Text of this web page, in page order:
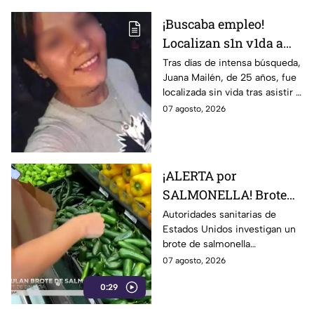
¡Buscaba empleo!
Localizan s1n v1da a
joven de 25 años que
acudió a entrevista de
trabajo falsa
Tras días de intensa búsqueda,
Juana Mailén, de 25 años, fue
localizada sin vida tras asistir a
una supuesta oferta laboral en
07 agosto, 2026
0:29
¡ALERTA por
SALMONELLA! Brote
ligado a CHILES
jalapeños ya afecta a 27
estados
Autoridades sanitarias de
Estados Unidos investigan un
brote de salmonella
relacionado con chiles
07 agosto, 2026